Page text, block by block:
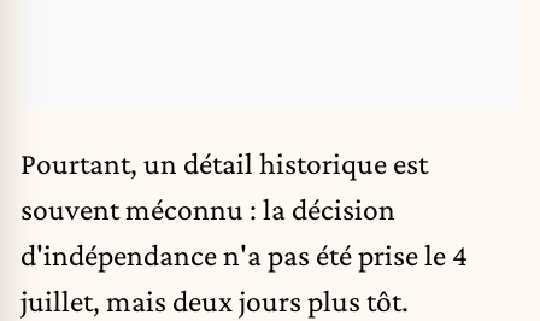
Pourtant, un détail historique est
souvent méconnu : la décision
d'indépendance n'a pas été prise le 4
juillet, mais deux jours plus tôt.